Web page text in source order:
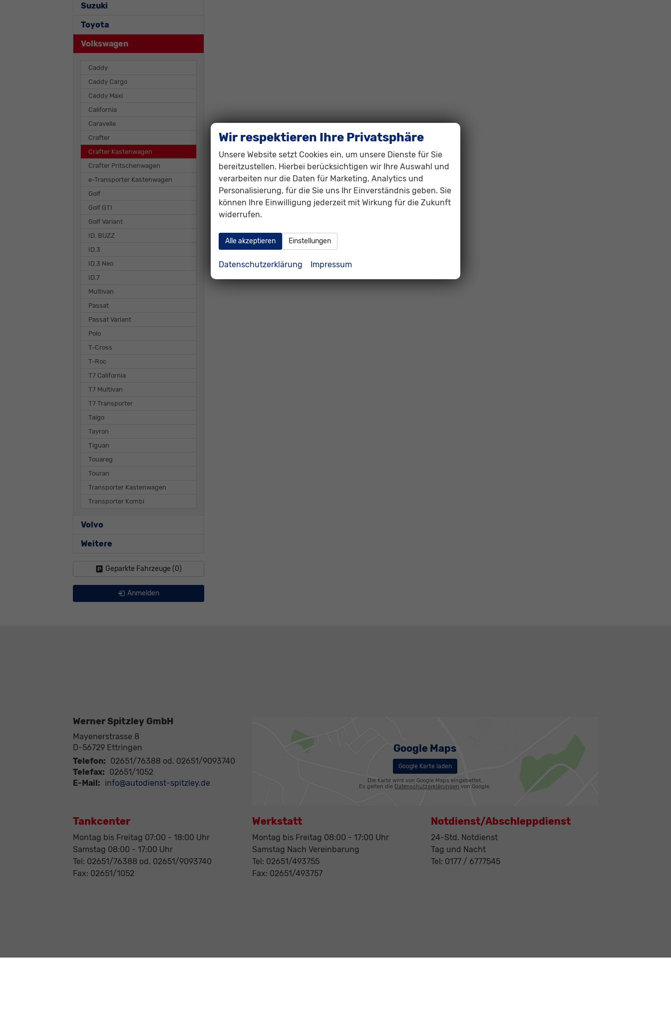
Suzuki
Toyota
Volkswagen
Caddy
Caddy Cargo
Caddy Maxi
California
Caravelle
Crafter
Crafter Kastenwagen
Crafter Pritschenwagen
e-Transporter Kastenwagen
Golf
Golf GTI
Golf Variant
ID. BUZZ
ID.3
ID.3 Neo
ID.7
Multivan
Passat
Passat Variant
Polo
T-Cross
T-Roc
T7 California
T7 Multivan
T7 Transporter
Taigo
Tayron
Tiguan
Touareg
Touran
Transporter Kastenwagen
Transporter Kombi
Volvo
Weitere
Geparkte Fahrzeuge (0)
Anmelden
Werner Spitzley GmbH
Mayenerstrasse 8
D-56729 Ettringen
Telefon: 02651/76388 od. 02651/9093740
Telefax: 02651/1052
E-Mail: info@autodienst-spitzley.de
Google Maps
Google Karte laden
Die Karte wird von Google Maps eingebettet.
Es gelten die Datenschutzerklärungen von Google.
Tankcenter
Montag bis Freitag 07:00 - 18:00 Uhr
Samstag 08:00 - 17:00 Uhr
Tel: 02651/76388 od. 02651/9093740
Fax: 02651/1052
Werkstatt
Montag bis Freitag 08:00 - 17:00 Uhr
Samstag Nach Vereinbarung
Tel: 02651/493755
Fax: 02651/493757
Notdienst/Abschleppdienst
24-Std. Notdienst
Tag und Nacht
Tel: 0177 / 6777545
Wir respektieren Ihre Privatsphäre
Unsere Website setzt Cookies ein, um unsere Dienste für Sie
bereitzustellen. Hierbei berücksichtigen wir Ihre Auswahl und
verarbeiten nur die Daten für Marketing, Analytics und
Personalisierung, für die Sie uns Ihr Einverständnis geben. Sie
können Ihre Einwilligung jederzeit mit Wirkung für die Zukunft
widerrufen.
Alle akzeptieren Einstellungen
Datenschutzerklärung Impressum